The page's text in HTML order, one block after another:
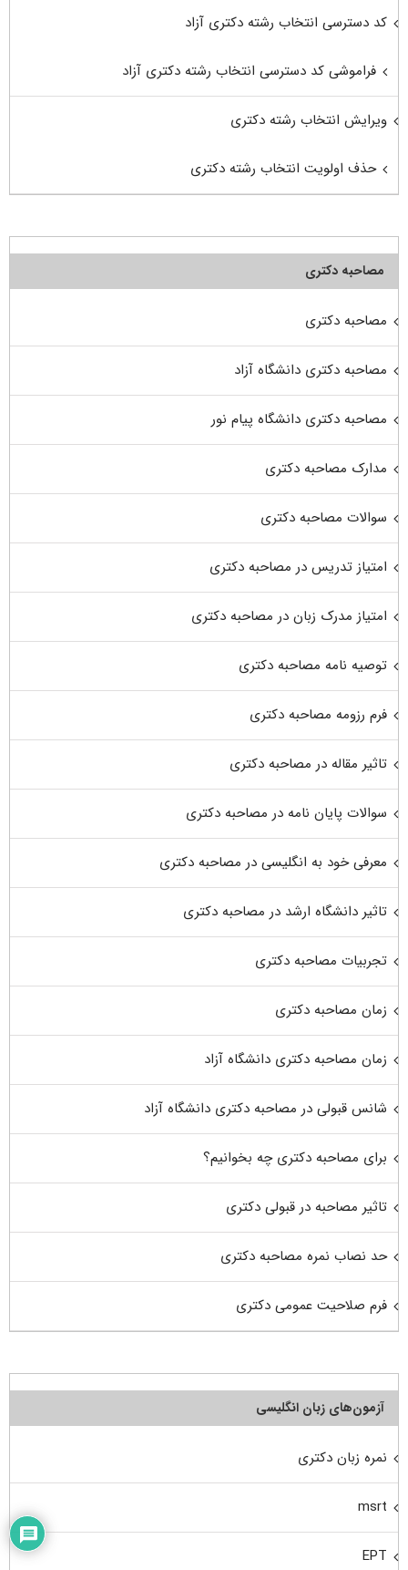
کد دسترسی انتخاب رشته دکتری آزاد
فراموشی کد دسترسی انتخاب رشته دکتری آزاد
ویرایش انتخاب رشته دکتری
حذف اولویت انتخاب رشته دکتری
مصاحبه دکتری
مصاحبه دکتری
مصاحبه دکتری دانشگاه آزاد
مصاحبه دکتری دانشگاه پیام نور
مدارک مصاحبه دکتری
سوالات مصاحبه دکتری
امتیاز تدریس در مصاحبه دکتری
امتیاز مدرک زبان در مصاحبه دکتری
توصیه نامه مصاحبه دکتری
فرم رزومه مصاحبه دکتری
تاثیر مقاله در مصاحبه دکتری
سوالات پایان نامه در مصاحبه دکتری
معرفی خود به انگلیسی در مصاحبه دکتری
تاثیر دانشگاه ارشد در مصاحبه دکتری
تجربیات مصاحبه دکتری
زمان مصاحبه دکتری
زمان مصاحبه دکتری دانشگاه آزاد
شانس قبولی در مصاحبه دکتری دانشگاه آزاد
برای مصاحبه دکتری چه بخوانیم؟
تاثیر مصاحبه در قبولی دکتری
حد نصاب نمره مصاحبه دکتری
فرم صلاحیت عمومی دکتری
آزمون‌های زبان انگلیسی
نمره زبان دکتری
msrt
EPT